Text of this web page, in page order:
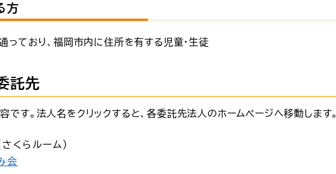
方
っており、福岡市内に住所を有する児童・生徒
託先
す。法人名をクリックすると、各委託先法人のホームページへ移動します。
くらルーム）
会